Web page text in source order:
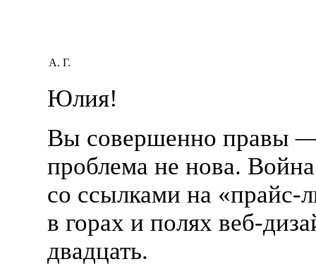
А. Г.
Юлия!
Вы совершенно правы
проблема не нова. Война
со ссылками на «прайс-
в горах и полях веб-
двадцать.